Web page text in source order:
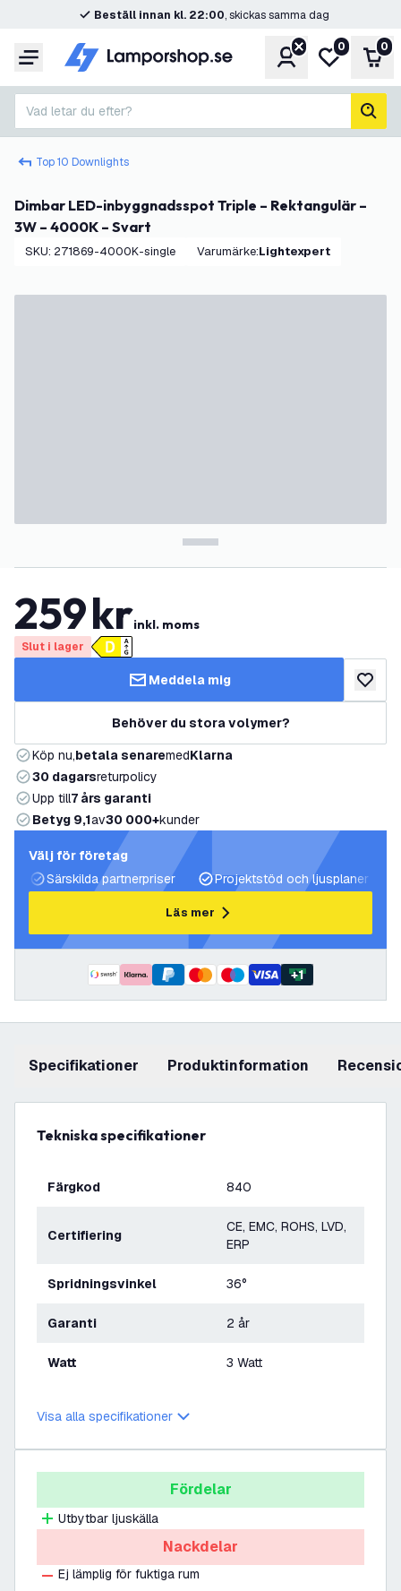
Beställ innan kl. 22:00, skickas samma dag
Meny KontoMin0 0
Vad letar du efter?
sök
Top 10 Downlights
Dimbar LED-inbyggnadsspot Triple – Rektangulär –
3W – 4000K – Svart
SKU: 271869-4000K-single Varumärke: Lightexpert
259krinkl. moms
Slut i lager
Meddela mig lägg
Behöver du stora volymer?
Köp nu,betala senaremedKlarna
30 dagarsreturpolicy
Upp till7 års garanti
Betyg 9,1av30 000+kunder
Välj för företag
Särskilda partnerpriser
Projektstöd och ljusplaner
Läs mer
+1
Specifikationer produktinformation
Tekniska specifikationer
Färgkod 840
Certifiering
CE, EMC, ROHS, LVD,
ERP
Spridningsvinkel 36°
Garanti 2 år
Watt 3 Watt
Visa alla specifikationer
Fördelar
Utbytbar ljuskälla
Nackdelar
Ej lämplig för fuktiga rum